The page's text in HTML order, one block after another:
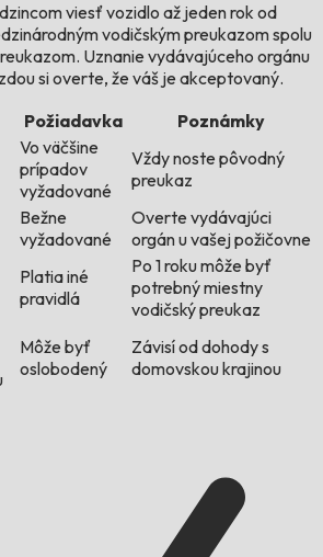
viesť vozidlo až jeden rok od
vodičským preukazom spolu
Uznanie vydávajúceho orgánu
si overte, že váš je akceptovaný.
Požiadavka
Poznámky
Vo väčšine
prípadov
vyžadované
Vždy noste pôvodný
preukaz
Bežne
vyžadované
Overte vydávajúci
orgán u vašej požičovne
Platia iné
pravidlá
Po 1 roku môže byť
potrebný miestny
vodičský preukaz
Môže byť
oslobodený
Závisí od dohody s
domovskou krajinou